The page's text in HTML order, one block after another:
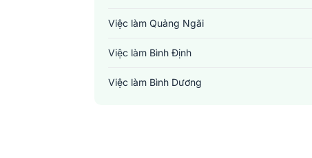
Việc làm Quảng Ngãi
Việc làm Bình Định
Việc làm Bình Dương